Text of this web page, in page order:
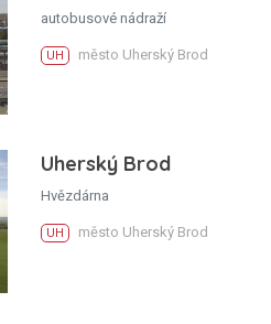
autobusové nádraží
UH město Uherský Brod
Uherský Brod
Hvězdárna
UH město Uherský Brod